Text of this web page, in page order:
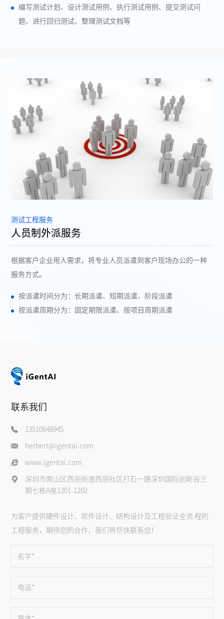
编写测试计划、设计测试用例、执行测试用例、提交测试问
题、进行回归测试、整理测试文档等
测试工程服务
人员制外派服务
根据客户企业用人需求，将专业人员派遣到客户现场办公的一种
服务方式。
按派遣时间分为：长期派遣、短期派遣、阶段派遣
按派遣周期分为：固定期限派遣、按项目周期派遣
联系我们
13510648945
herbert@igentai.com
www.igentai.com
深圳市南山区西丽街道西丽社区打石一路深圳国际创新谷三
期七栋A座1201-1202
为客户提供硬件设计、软件设计、结构设计及工程验证全流 程的
工程服务，期待您的合作，我们将尽快联系您！
名字*
电话*